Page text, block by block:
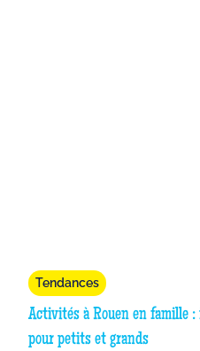
Tendances
Activités à Rouen en famille
pour petits et grands